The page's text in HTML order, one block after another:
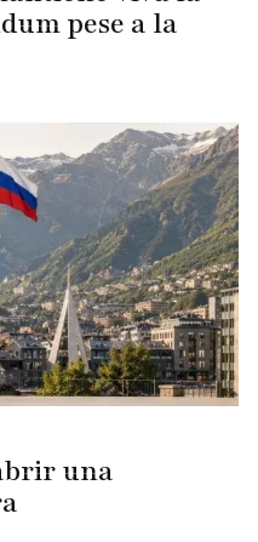
pese a la
una